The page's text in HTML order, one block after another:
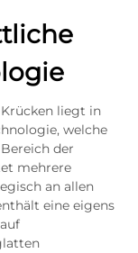
liegt in
welche
der
mehrere
an allen
eine eigens